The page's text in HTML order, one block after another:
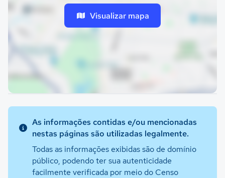
Visualizar mapa
As informações contidas e/ou mencionadas
nestas páginas são utilizadas legalmente.
Todas as informações exibidas são de domínio
público, podendo ter sua autenticidade
facilmente verificada por meio do Censo